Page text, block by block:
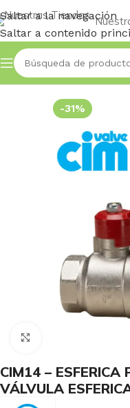
Saltar a la navegación
Saltar a contenido
Inicio VÁLVULAS
-31%
CIM14 –
VÁLVULA